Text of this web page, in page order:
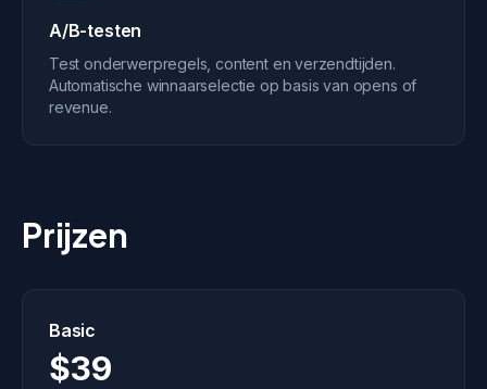
A/B-testen
Test onderwerpregels, content en verzendtijden.
Automatische winnaarselectie op basis van opens of
revenue.
Prijzen
Basic
$39